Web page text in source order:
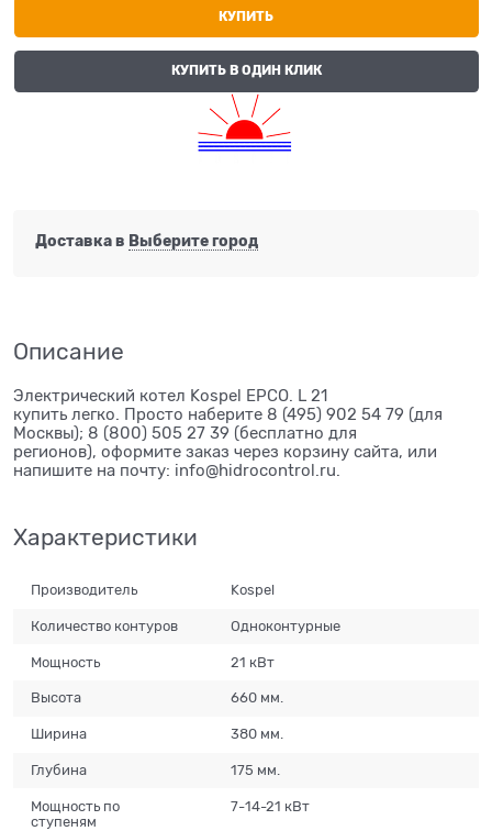
КУПИТЬ
КУПИТЬ В ОДИН КЛИК
Доставка в Выберите город
Описание
Электрический котел Kospel EPCO. L 21
купить легко. Просто наберите 8 (495) 902 54 79 (для
Москвы); 8 (800) 505 27 39 (бесплатно для
регионов), оформите заказ через корзину сайта, или
напишите на почту: info@hidrocontrol.ru.
Характеристики
Производитель Kospel
Количество контуров Одноконтурные
Мощность 21 кВт
Высота 660 мм.
Ширина 380 мм.
Глубина 175 мм.
Мощность по
ступеням
7-14-21 кВт